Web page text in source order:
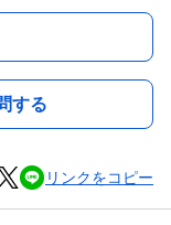
する
リンクをコピー